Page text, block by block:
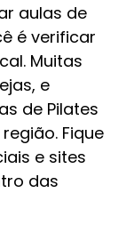
aulas de
é verificar
Muitas
e
de Pilates
Fique
e sites
das